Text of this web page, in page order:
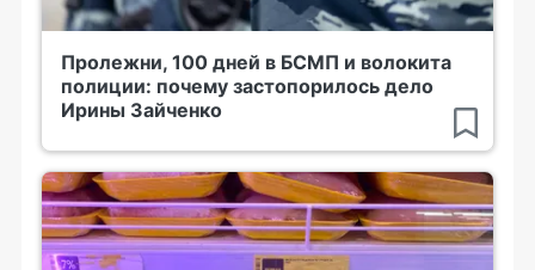
Пролежни, 100 дней в БСМП и волокита
полиции: почему застопорилось дело
Ирины Зайченко